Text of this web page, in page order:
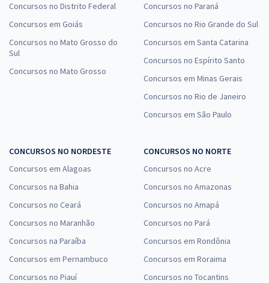
Concursos no Distrito Federal
Concursos em Goiás
Concursos no Mato Grosso do
Sul
Concursos no Mato Grosso
Concursos no Paraná
Concursos no Rio Grande do Sul
Concursos em Santa Catarina
Concursos no Espírito Santo
Concursos em Minas Gerais
Concursos no Rio de Janeiro
Concursos em São Paulo
CONCURSOS NO NORDESTE
Concursos em Alagoas
Concursos na Bahia
Concursos no Ceará
Concursos no Maranhão
Concursos na Paraíba
Concursos em Pernambuco
Concursos no Piauí
CONCURSOS NO NORTE
Concursos no Acre
Concursos no Amazonas
Concursos no Amapá
Concursos no Pará
Concursos em Rondônia
Concursos em Roraima
Concursos no Tocantins